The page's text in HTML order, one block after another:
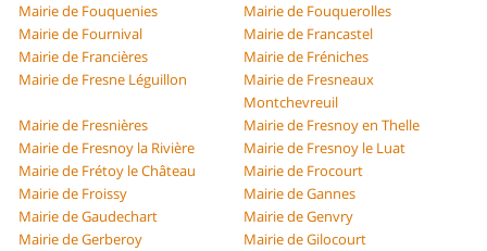
Mairie de Fouquenies
Mairie de Fouquerolles
Mairie de Fournival
Mairie de Francastel
Mairie de Francières
Mairie de Fréniches
Mairie de Fresne Léguillon
Mairie de Fresneaux
Montchevreuil
Mairie de Fresnières
Mairie de Fresnoy en Thelle
Mairie de Fresnoy la Rivière
Mairie de Fresnoy le Luat
Mairie de Frétoy le Château
Mairie de Frocourt
Mairie de Froissy
Mairie de Gannes
Mairie de Gaudechart
Mairie de Genvry
Mairie de Gerberoy
Mairie de Gilocourt